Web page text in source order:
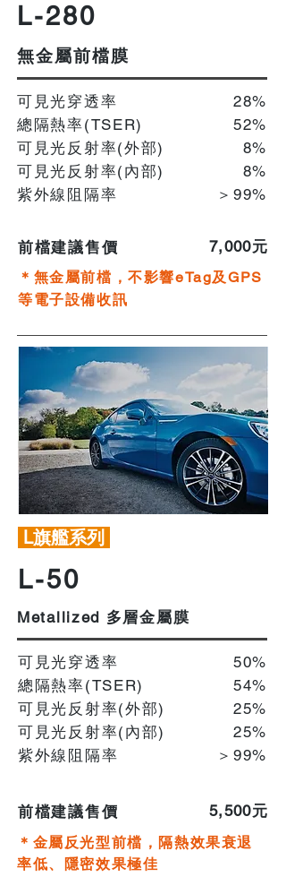
L-280
無金屬前檔膜
可見光穿透率
總隔熱率(TSER)
可見光反射率(外部)
可見光反射率(內部)
紫外線阻隔率
28%
52%
8%
​8%
＞99%
前檔建議售價 ​7,000元
＊無金屬前檔，不影響eTag及GPS
等電子設備收訊
L旗艦系列
L-50
Metallized 多層金屬膜
可見光穿透率
總隔熱率(TSER)
可見光反射率(外部)
可見光反射率(內部)
紫外線阻隔率
50%
54%
25%
​25%
＞99%
前檔建議售價 ​5,500元
＊金屬反光型前檔，隔熱效果衰退
率低、隱密效果極佳